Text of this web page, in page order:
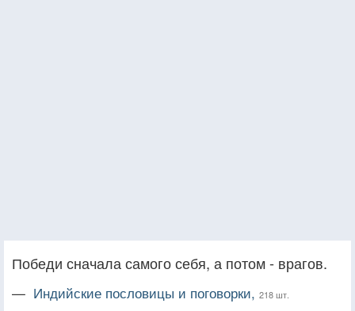
Победи сначала самого себя, а потом - врагов.
— Индийские пословицы и поговорки, 218 шт.